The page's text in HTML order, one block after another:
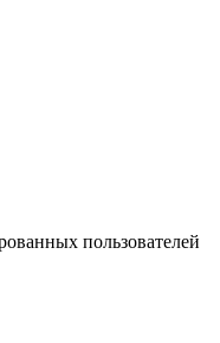
пользователей